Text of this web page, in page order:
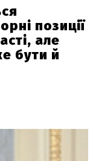
позиції
але
бути й